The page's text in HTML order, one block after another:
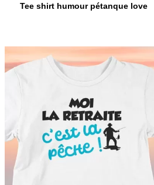
Tee shirt humour pétanque love